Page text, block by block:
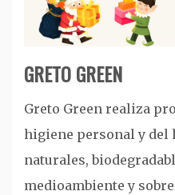
GRETO GREEN
Greto Green realiza
higiene personal y del
naturales,
medioambiente y